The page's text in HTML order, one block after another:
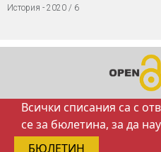
История - 2020 / 6
Всички списания са с
се за бюлетина, за да
БЮЛЕТИН